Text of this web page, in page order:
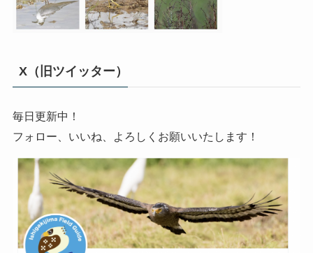
X（旧ツイッター）
毎日更新中！
フォロー、いいね、よろしくお願いいたします！